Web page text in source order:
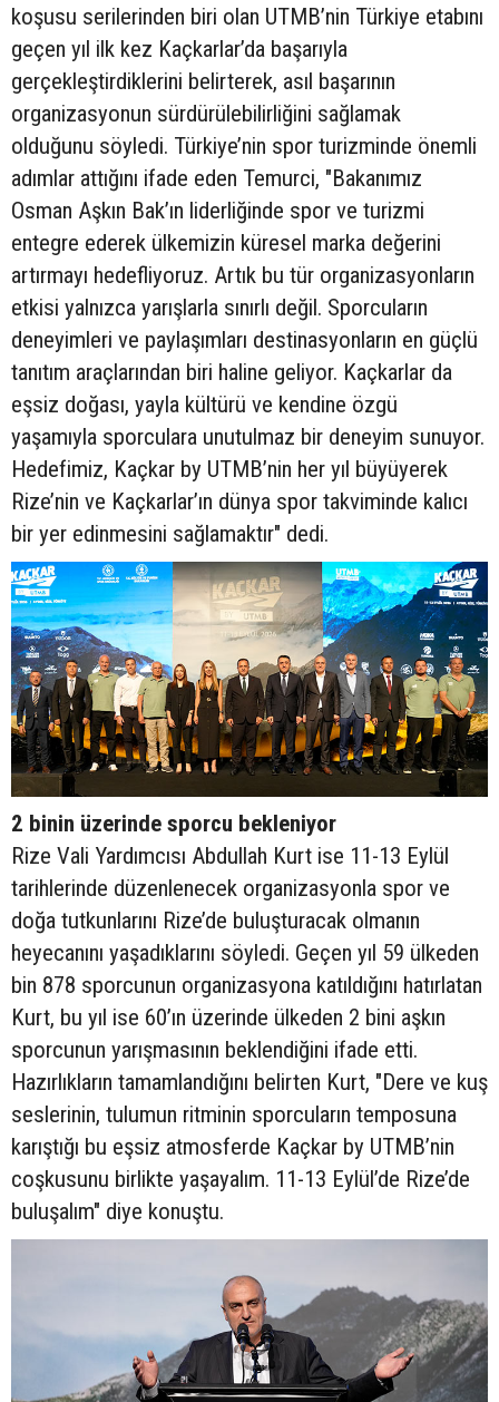
koşusu serilerinden biri olan UTMB’nin Türkiye etabını
geçen yıl ilk kez Kaçkarlar’da başarıyla
gerçekleştirdiklerini belirterek, asıl başarının
organizasyonun sürdürülebilirliğini sağlamak
olduğunu söyledi. Türkiye’nin spor turizminde önemli
adımlar attığını ifade eden Temurci, "Bakanımız
Osman Aşkın Bak’ın liderliğinde spor ve turizmi
entegre ederek ülkemizin küresel marka değerini
artırmayı hedefliyoruz. Artık bu tür organizasyonların
etkisi yalnızca yarışlarla sınırlı değil. Sporcuların
deneyimleri ve paylaşımları destinasyonların en güçlü
tanıtım araçlarından biri haline geliyor. Kaçkarlar da
eşsiz doğası, yayla kültürü ve kendine özgü
yaşamıyla sporculara unutulmaz bir deneyim sunuyor.
Hedefimiz, Kaçkar by UTMB’nin her yıl büyüyerek
Rize’nin ve Kaçkarlar’ın dünya spor takviminde kalıcı
bir yer edinmesini sağlamaktır" dedi.
2 binin üzerinde sporcu bekleniyor
Rize Vali Yardımcısı Abdullah Kurt ise 11-13 Eylül
tarihlerinde düzenlenecek organizasyonla spor ve
doğa tutkunlarını Rize’de buluşturacak olmanın
heyecanını yaşadıklarını söyledi. Geçen yıl 59 ülkeden
bin 878 sporcunun organizasyona katıldığını hatırlatan
Kurt, bu yıl ise 60’ın üzerinde ülkeden 2 bini aşkın
sporcunun yarışmasının beklendiğini ifade etti.
Hazırlıkların tamamlandığını belirten Kurt, "Dere ve kuş
seslerinin, tulumun ritminin sporcuların temposuna
karıştığı bu eşsiz atmosferde Kaçkar by UTMB’nin
coşkusunu birlikte yaşayalım. 11-13 Eylül’de Rize’de
buluşalım" diye konuştu.